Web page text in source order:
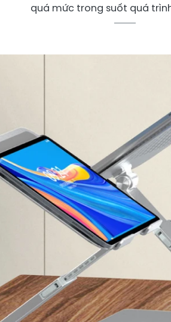
quá mức trong suốt quá